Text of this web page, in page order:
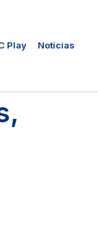
Play Notícias